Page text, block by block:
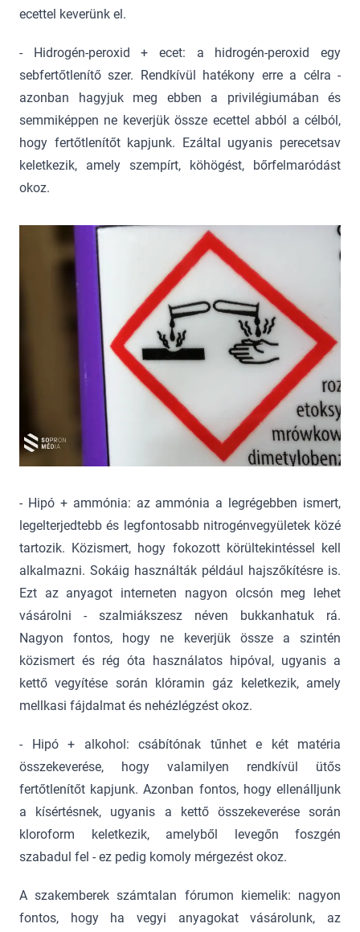
ecettel keverünk el.
- Hidrogén-peroxid + ecet: a hidrogén-peroxid egy
sebfertőtlenítő szer. Rendkívül hatékony erre a célra -
azonban hagyjuk meg ebben a privilégiumában és
semmiképpen ne keverjük össze ecettel abból a célból,
hogy fertőtlenítőt kapjunk. Ezáltal ugyanis perecetsav
keletkezik, amely szempírt, köhögést, bőrfelmaródást
okoz.
- Hipó + ammónia: az ammónia a legrégebben ismert,
legelterjedtebb és legfontosabb nitrogénvegyületek közé
tartozik. Közismert, hogy fokozott körültekintéssel kell
alkalmazni. Sokáig használták például hajszőkítésre is.
Ezt az anyagot interneten nagyon olcsón meg lehet
vásárolni - szalmiákszesz néven bukkanhatuk rá.
Nagyon fontos, hogy ne keverjük össze a szintén
közismert és rég óta használatos hipóval, ugyanis a
kettő vegyítése során klóramin gáz keletkezik, amely
mellkasi fájdalmat és nehézlégzést okoz.
- Hipó + alkohol: csábítónak tűnhet e két matéria
összekeverése, hogy valamilyen rendkívül ütős
fertőtlenítőt kapjunk. Azonban fontos, hogy ellenálljunk
a kísértésnek, ugyanis a kettő összekeverése során
kloroform keletkezik, amelyből levegőn foszgén
szabadul fel - ez pedig komoly mérgezést okoz.
A szakemberek számtalan fórumon kiemelik: nagyon
fontos, hogy ha vegyi anyagokat vásárolunk, az